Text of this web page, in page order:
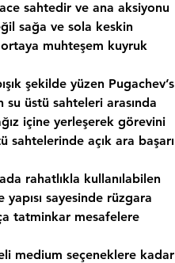
sahtedir ve ana aksiyonu
sağa ve sola keskin
muhteşem kuyruk
şekilde yüzen Pugachev’s
su üstü sahteleri arasında
içine yerleşerek görevini
açık ara başarı
rahatlıkla kullanılabilen
sayesinde rüzgara
tatminkar mesafelere
medium seçeneklere kadar